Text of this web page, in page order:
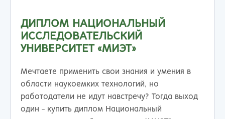
ДИПЛОМ НАЦИОНАЛЬНЫЙ
ИССЛЕДОВАТЕЛЬСКИЙ
УНИВЕРСИТЕТ «МИЭТ»
Мечтаете применить свои знания и умения в
области наукоемких технологий, но
работодатели не идут навстречу? Тогда выход
один - купить диплом Национальный